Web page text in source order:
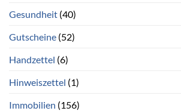
Gesundheit (40)
Gutscheine (52)
Handzettel (6)
Hinweiszettel (1)
Immobilien (156)